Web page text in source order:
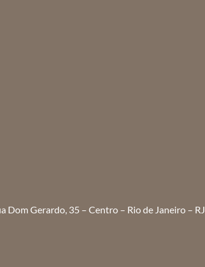
Dom Gerardo, 35 – Centro – Rio de Janeiro – RJ